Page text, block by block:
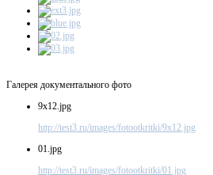
Галерея документального фото
9x12.jpg
http://test3.ru/images/fotootkritki/9x12.jpg
01.jpg
http://test3.ru/images/fotootkritki/01.jpg